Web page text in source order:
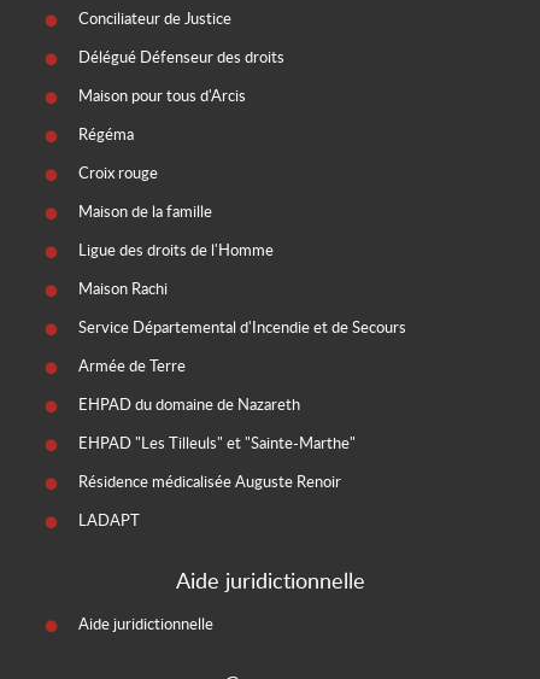
Conciliateur de Justice
Délégué Défenseur des droits
Maison pour tous d'Arcis
Régéma
Croix rouge
Maison de la famille
Ligue des droits de l'Homme
Maison Rachi
Service Départemental d'Incendie et de Secours
Armée de Terre
EHPAD du domaine de Nazareth
EHPAD "Les Tilleuls" et "Sainte-Marthe"
Résidence médicalisée Auguste Renoir
LADAPT
Aide juridictionnelle
Aide juridictionnelle